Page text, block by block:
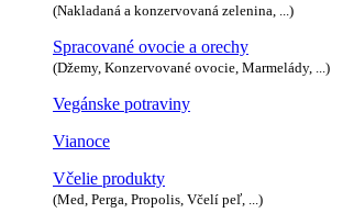
(Nakladaná a konzervovaná zelenina, ...)
Spracované ovocie a orechy
(Džemy, Konzervované ovocie, Marmelády, ...)
Vegánske potraviny
Vianoce
Včelie produkty
(Med, Perga, Propolis, Včelí peľ, ...)